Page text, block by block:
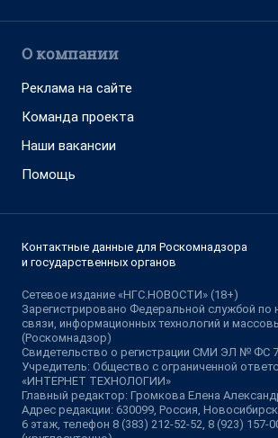
О компании
Реклама на сайте
Команда проекта
Наши вакансии
Помощь
Контактные данные для Роскомнадзора
и государственных органов
Сетевое издание «НГС.НОВОСТИ» (18+)
Зарегистрировано Федеральной службой по
связи, информационных технологий и
(Роскомнадзор)
Свидетельство о регистрации СМИ ЭЛ № ФС
Учредитель: Общество с ограниченной
«ИНТЕРНЕТ ТЕХНОЛОГИИ»
Главный редактор: Громкова Елена
Адрес редакции: 630099, Россия,
6 этаж, телефон 8 (383) 212-52-52, 8 (923) 157-